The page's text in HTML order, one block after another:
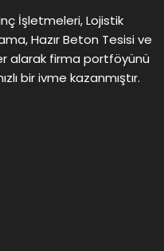
İşletmeleri, Lojistik
Hazır Beton Tesisi ve
alarak firma portföyünü
bir ivme kazanmıştır.